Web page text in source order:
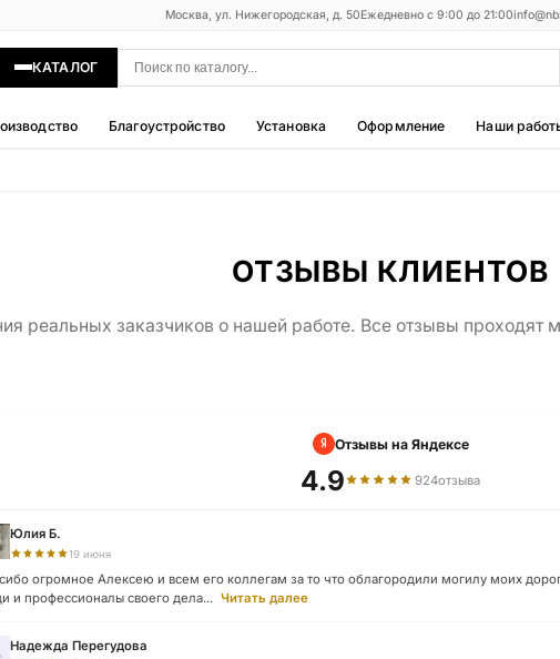
Москва, ул. Нижегородская, д. 50Ежедневно с 9:00 до 21:00
КАТАЛОГ
Благоустройство Установка Оформление Наши
Фотокерамика
5 моделей
Благоустройство
Столы и лавки
23 модели
ОТЗЫВЫ КЛИЕНТОВ
реальных заказчиков о нашей работе. Все отзывы проходят
Отзывы на Яндексе
4.9 924отзыва
Юлия Б.
19 июня
огромное Алексею и всем его коллегам за то что облагородили могилу моих
и профессионалы своего дела... Читать далее
Надежда Перегудова